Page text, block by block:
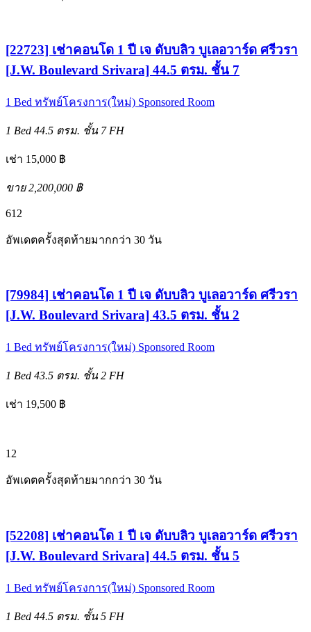
[22723] เช่าคอนโด 1 ปี เจ ดับบลิว บูเลอวาร์ด ศรีวรา
[J.W. Boulevard Srivara] 44.5 ตรม. ชั้น 7
1 Bed ทรัพย์โครงการ(ใหม่) Sponsored Room
1 Bed 44.5 ตรม. ชั้น 7 FH
เช่า 15,000 ฿
ขาย 2,200,000 ฿
612
อัพเดตครั้งสุดท้ายมากกว่า 30 วัน
[79984] เช่าคอนโด 1 ปี เจ ดับบลิว บูเลอวาร์ด ศรีวรา
[J.W. Boulevard Srivara] 43.5 ตรม. ชั้น 2
1 Bed ทรัพย์โครงการ(ใหม่) Sponsored Room
1 Bed 43.5 ตรม. ชั้น 2 FH
เช่า 19,500 ฿
12
อัพเดตครั้งสุดท้ายมากกว่า 30 วัน
[52208] เช่าคอนโด 1 ปี เจ ดับบลิว บูเลอวาร์ด ศรีวรา
[J.W. Boulevard Srivara] 44.5 ตรม. ชั้น 5
1 Bed ทรัพย์โครงการ(ใหม่) Sponsored Room
1 Bed 44.5 ตรม. ชั้น 5 FH